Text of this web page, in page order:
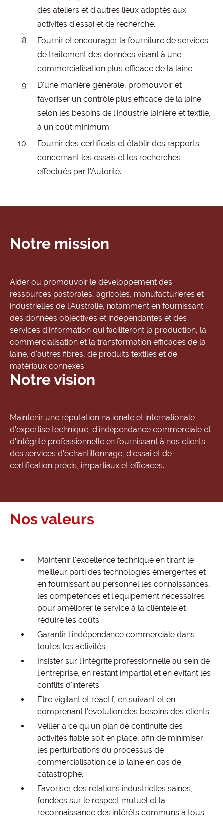
des ateliers et d'autres lieux adaptés aux
activités d'essai et de recherche.
Fournir et encourager la fourniture de services
de traitement des données visant à une
commercialisation plus efficace de la laine.
D'une manière générale, promouvoir et
favoriser un contrôle plus efficace de la laine
selon les besoins de l'industrie lainière et textile,
à un coût minimum.
Fournir des certificats et établir des rapports
concernant les essais et les recherches
effectués par l'Autorité.
Notre mission
Aider ou promouvoir le développement des
ressources pastorales, agricoles, manufacturières et
industrielles de l'Australie, notamment en fournissant
des données objectives et indépendantes et des
services d'information qui faciliteront la production, la
commercialisation et la transformation efficaces de la
laine, d'autres fibres, de produits textiles et de
matériaux connexes.
Notre vision
Maintenir une réputation nationale et internationale
d'expertise technique, d'indépendance commerciale et
d'intégrité professionnelle en fournissant à nos clients
des services d'échantillonnage, d'essai et de
certification précis, impartiaux et efficaces.
Nos valeurs
Maintenir l'excellence technique en tirant le
meilleur parti des technologies émergentes et
en fournissant au personnel les connaissances,
les compétences et l'équipement nécessaires
pour améliorer le service à la clientèle et
réduire les coûts.
Garantir l'indépendance commerciale dans
toutes les activités.
Insister sur l'intégrité professionnelle au sein de
l'entreprise, en restant impartial et en évitant les
conflits d'intérêts.
Être vigilant et réactif, en suivant et en
comprenant l'évolution des besoins des clients.
Veiller à ce qu'un plan de continuité des
activités fiable soit en place, afin de minimiser
les perturbations du processus de
commercialisation de la laine en cas de
catastrophe.
Favoriser des relations industrielles saines,
fondées sur le respect mutuel et la
reconnaissance des intérêts communs à tous